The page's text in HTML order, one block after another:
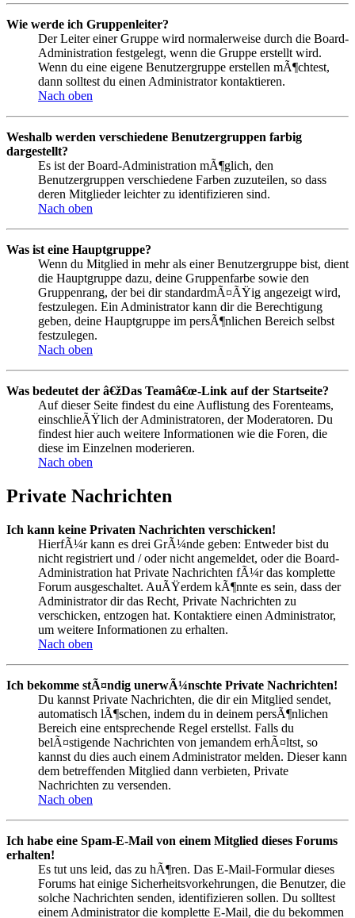
Wie werde ich Gruppenleiter?
Der Leiter einer Gruppe wird normalerweise durch die Board-
Administration festgelegt, wenn die Gruppe erstellt wird.
Wenn du eine eigene Benutzergruppe erstellen mÃ¶chtest,
dann solltest du einen Administrator kontaktieren.
Nach oben
Weshalb werden verschiedene Benutzergruppen farbig
dargestellt?
Es ist der Board-Administration mÃ¶glich, den
Benutzergruppen verschiedene Farben zuzuteilen, so dass
deren Mitglieder leichter zu identifizieren sind.
Nach oben
Was ist eine Hauptgruppe?
Wenn du Mitglied in mehr als einer Benutzergruppe bist, dient
die Hauptgruppe dazu, deine Gruppenfarbe sowie den
Gruppenrang, der bei dir standardmÃ¤ÃŸig angezeigt wird,
festzulegen. Ein Administrator kann dir die Berechtigung
geben, deine Hauptgruppe im persÃ¶nlichen Bereich selbst
festzulegen.
Nach oben
Was bedeutet der â€žDas Teamâ€œ-Link auf der Startseite?
Auf dieser Seite findest du eine Auflistung des Forenteams,
einschlieÃŸlich der Administratoren, der Moderatoren. Du
findest hier auch weitere Informationen wie die Foren, die
diese im Einzelnen moderieren.
Nach oben
Private Nachrichten
Ich kann keine Privaten Nachrichten verschicken!
HierfÃ¼r kann es drei GrÃ¼nde geben: Entweder bist du
nicht registriert und / oder nicht angemeldet, oder die Board-
Administration hat Private Nachrichten fÃ¼r das komplette
Forum ausgeschaltet. AuÃŸerdem kÃ¶nnte es sein, dass der
Administrator dir das Recht, Private Nachrichten zu
verschicken, entzogen hat. Kontaktiere einen Administrator,
um weitere Informationen zu erhalten.
Nach oben
Ich bekomme stÃ¤ndig unerwÃ¼nschte Private Nachrichten!
Du kannst Private Nachrichten, die dir ein Mitglied sendet,
automatisch lÃ¶schen, indem du in deinem persÃ¶nlichen
Bereich eine entsprechende Regel erstellst. Falls du
belÃ¤stigende Nachrichten von jemandem erhÃ¤ltst, so
kannst du dies auch einem Administrator melden. Dieser kann
dem betreffenden Mitglied dann verbieten, Private
Nachrichten zu versenden.
Nach oben
Ich habe eine Spam-E-Mail von einem Mitglied dieses Forums
erhalten!
Es tut uns leid, das zu hÃ¶ren. Das E-Mail-Formular dieses
Forums hat einige Sicherheitsvorkehrungen, die Benutzer, die
solche Nachrichten senden, identifizieren sollen. Du solltest
einem Administrator die komplette E-Mail, die du bekommen